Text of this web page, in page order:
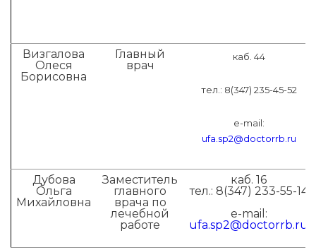
Визгалова
Олеся
Борисовна
Главный
врач
каб. 44
тел.: 8(347) 235-45-52
e-mail:
ufa.sp2@doctorrb.ru
Дубова
Ольга
Михайловна
Заместитель
главного
врача по
лечебной
работе
каб. 16
тел.: 8(347) 233-55-14
e-mail:
ufa.sp2@doctorrb.ru